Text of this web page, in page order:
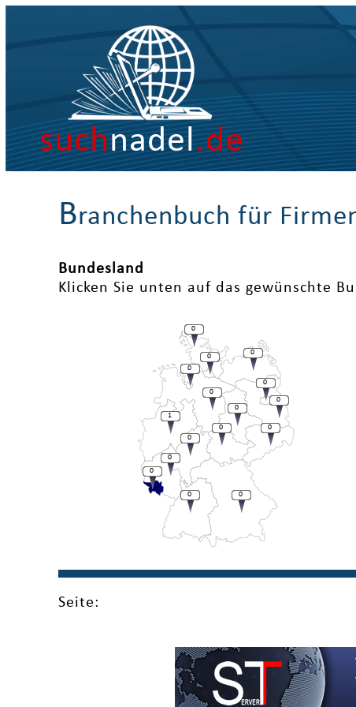
suchnadel.de
Branchenbuch für
Bundesland
Klicken Sie unten auf das gewünschte
0
0
1
0
0
0
0
0
0
0
0
0
0
0
0
0
Seite: